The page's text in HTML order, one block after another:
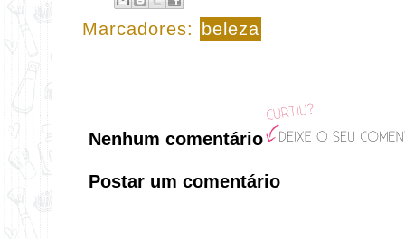
Marcadores: beleza
Nenhum comentário
Postar um comentário